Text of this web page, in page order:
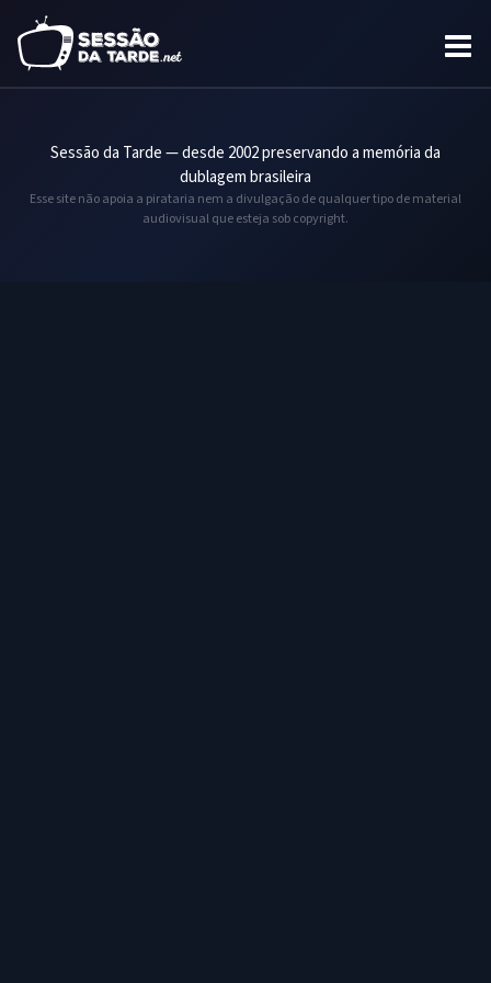
Sessão da Tarde — desde 2002 preservando a memória da
dublagem brasileira
Esse site não apoia a pirataria nem a divulgação de qualquer tipo de material
audiovisual que esteja sob copyright.